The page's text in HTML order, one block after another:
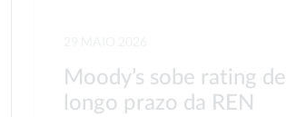
Moody’s sobe rating de
longo prazo da REN